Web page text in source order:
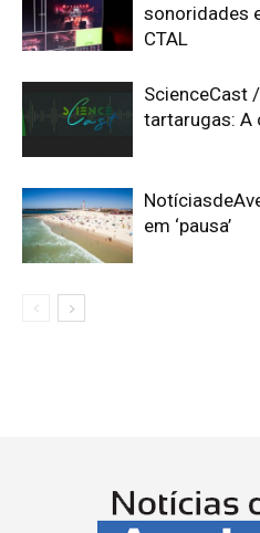
sonoridades
CTAL
ScienceCast
tartarugas: A
em ‘pausa’